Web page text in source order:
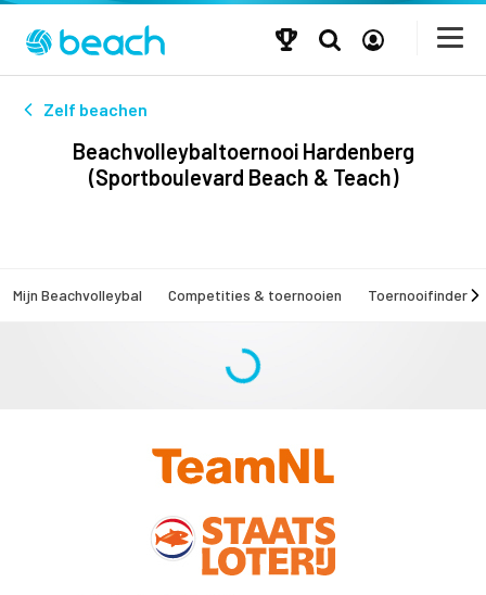
Zelf beachen
Beachvolleybaltoernooi Hardenberg
(Sportboulevard Beach & Teach)
Mijn Beachvolleybal Competities & toernooien Toernooifinder